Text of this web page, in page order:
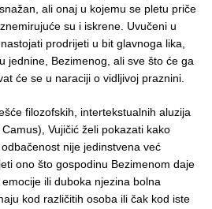
ali onaj u kojemu se pletu priče
su i iskrene. Uvučeni u
prodrijeti u bit glavnoga lika,
jednine, Bezimenog, ali sve što će ga
će se u naraciji o vidljivoj praznini.
filozofskih, intertekstualnih aluzija
Vujičić želi pokazati kako
nije jedinstvena već
ono što gospodinu Bezimenom daje
ili duboka njezina bolna
kod različitih osoba ili čak kod iste